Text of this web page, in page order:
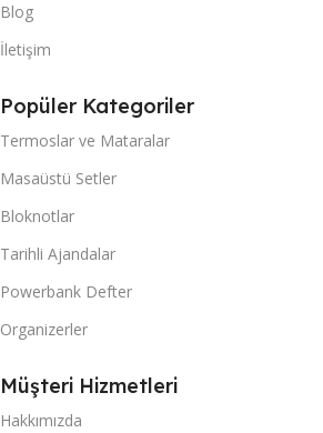
Blog
İletişim
Popüler Kategoriler
Termoslar ve Mataralar
Masaüstü Setler
Bloknotlar
Tarihli Ajandalar
Powerbank Defter
Organizerler
Müşteri Hizmetleri
Hakkımızda